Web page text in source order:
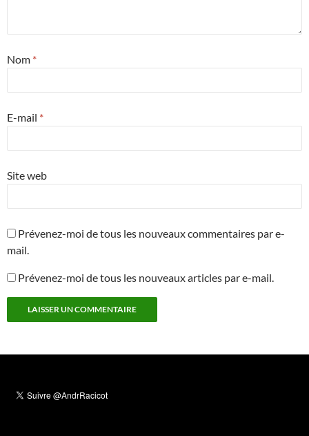
Nom *
E-mail *
Site web
Prévenez-moi de tous les nouveaux commentaires par e-
mail.
Prévenez-moi de tous les nouveaux articles par e-mail.